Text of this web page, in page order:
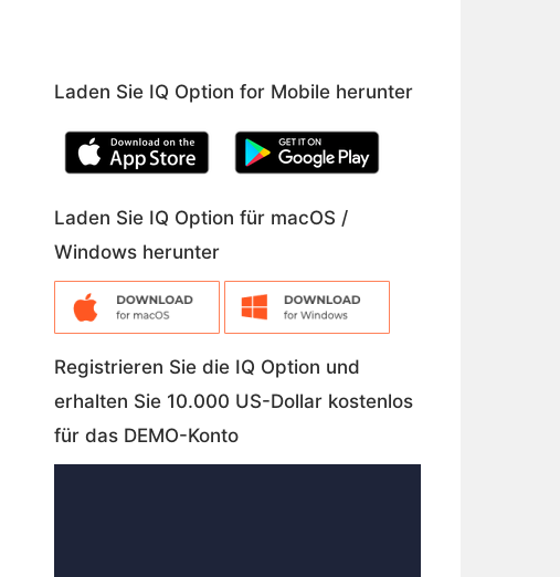
Laden Sie IQ Option for Mobile herunter
Laden Sie IQ Option für macOS /
Windows herunter
Registrieren Sie die IQ Option und
erhalten Sie 10.000 US-Dollar kostenlos
für das DEMO-Konto